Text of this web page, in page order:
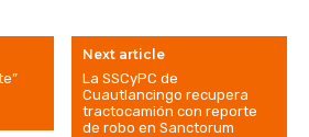
Next article
La SSCyPC de
Cuautlancingo recupera
tractocamión con reporte
de robo en Sanctorum